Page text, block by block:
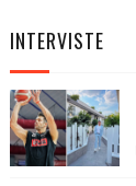
INTERVISTE